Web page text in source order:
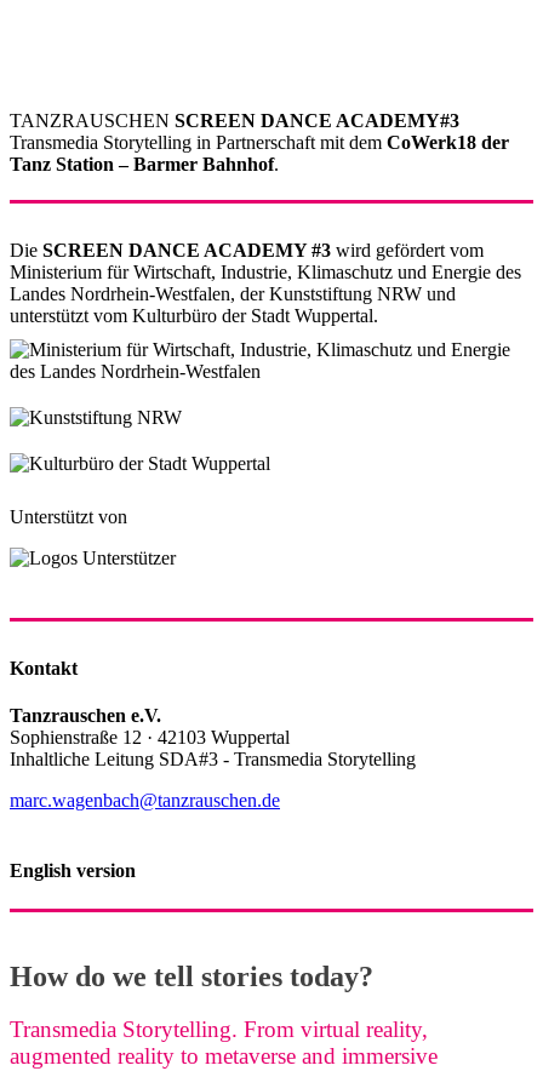
TANZRAUSCHEN SCREEN DANCE ACADEMY#3
Transmedia Storytelling in Partnerschaft mit dem CoWerk18 der
Tanz Station – Barmer Bahnhof.
Die SCREEN DANCE ACADEMY #3 wird gefördert vom
Ministerium für Wirtschaft, Industrie, Klimaschutz und Energie des
Landes Nordrhein-Westfalen, der Kunststiftung NRW und
unterstützt vom Kulturbüro der Stadt Wuppertal.
Unterstützt von
Kontakt
Tanzrauschen e.V.
Sophienstraße 12 · 42103 Wuppertal
Inhaltliche Leitung SDA#3 - Transmedia Storytelling
marc.wagenbach@tanzrauschen.de
English version
How do we tell stories today?
Transmedia Storytelling. From virtual reality,
augmented reality to metaverse and immersive